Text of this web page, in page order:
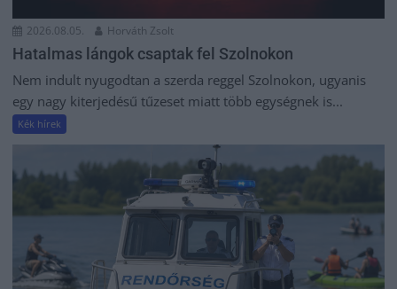
2026.08.05. Horváth Zsolt
Hatalmas lángok csaptak fel Szolnokon
Nem indult nyugodtan a szerda reggel Szolnokon, ugyanis
egy nagy kiterjedésű tűzeset miatt több egységnek is...
Kék hírek